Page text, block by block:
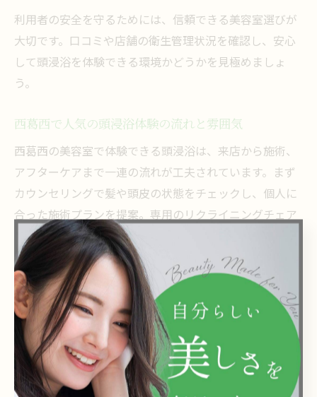
利用者の安全を守るためには、信頼できる美容室選びが
大切です。口コミや店舗の衛生管理状況を確認し、安心
して頭浸浴を体験できる環境かどうかを見極めましょ
う。
西葛西で人気の頭浸浴体験の流れと雰囲気
西葛西の美容室で体験できる頭浸浴は、来店から施術、
アフターケアまで一連の流れが工夫されています。まず
カウンセリングで髪や頭皮の状態をチェックし、個人に
合った施術プランを提案。専用のリクライニングチェア
で、耳元に心地よい水音が響く中、頭全体をお湯で優し
く包み込みます。
施術中は照明を落とし、静かな空間で深いリラックス感
に浸れるのが特徴です。頭皮の緊張が和らぎ、日常のス
トレスから解放される感覚を味わえます。施術後は髪や
頭皮の状態を確認し、必要に応じて自宅ケアのアドバイ
スをもらえる場合もあります。